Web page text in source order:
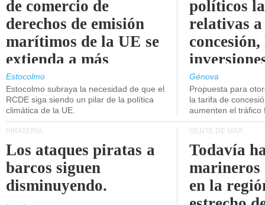
de comercio de
derechos de emisión
marítimos de la UE se
extienda a más
buques.
Estocolmo
Estocolmo subraya la necesidad de que el
RCDE siga siendo un pilar de la política
climática de la UE.
políticos
relativas a
concesión,
Génova
Propuesta para
la tarifa de
aumenten el tráfico
PIRATERÍA
Los ataques piratas a
barcos siguen
disminuyendo.
GENTE DE MAR
Todavía
marineros
en la